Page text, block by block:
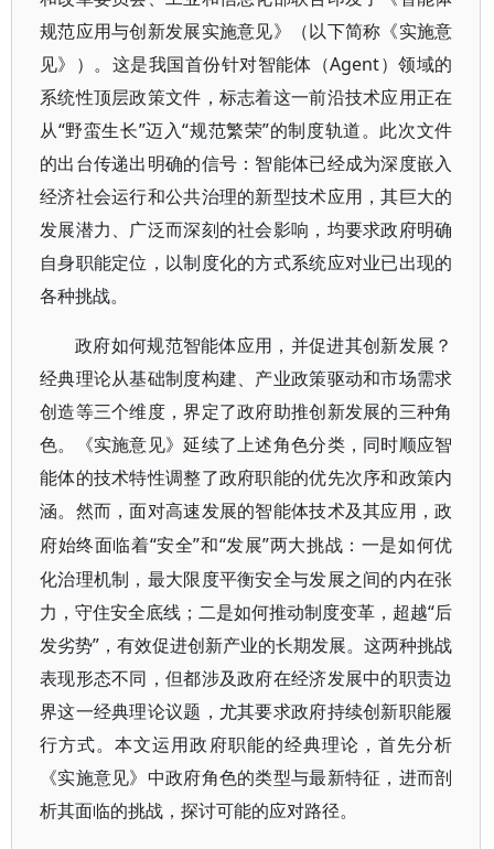
规范应用与创新发展实施意见》（以下简称《实施意
见》）。这是我国首份针对智能体（Agent）领域的
系统性顶层政策文件，标志着这一前沿技术应用正在
从“野蛮生长”迈入“规范繁荣”的制度轨道。此次文件
的出台传递出明确的信号：智能体已经成为深度嵌入
经济社会运行和公共治理的新型技术应用，其巨大的
发展潜力、广泛而深刻的社会影响，均要求政府明确
自身职能定位，以制度化的方式系统应对业已出现的
各种挑战。
政府如何规范智能体应用，并促进其创新发展？
经典理论从基础制度构建、产业政策驱动和市场需求
创造等三个维度，界定了政府助推创新发展的三种角
色。《实施意见》延续了上述角色分类，同时顺应智
能体的技术特性调整了政府职能的优先次序和政策内
涵。然而，面对高速发展的智能体技术及其应用，政
府始终面临着“安全”和“发展”两大挑战：一是如何优
化治理机制，最大限度平衡安全与发展之间的内在张
力，守住安全底线；二是如何推动制度变革，超越“后
发劣势”，有效促进创新产业的长期发展。这两种挑战
表现形态不同，但都涉及政府在经济发展中的职责边
界这一经典理论议题，尤其要求政府持续创新职能履
行方式。本文运用政府职能的经典理论，首先分析
《实施意见》中政府角色的类型与最新特征，进而剖
析其面临的挑战，探讨可能的应对路径。